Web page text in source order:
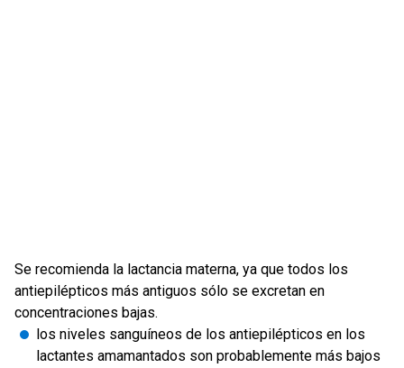
Se recomienda la lactancia materna, ya que todos los
antiepilépticos más antiguos sólo se excretan en
concentraciones bajas.
los niveles sanguíneos de los antiepilépticos en los
lactantes amamantados son probablemente más bajos